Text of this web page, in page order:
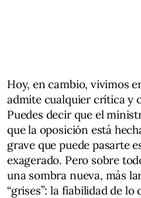
Hoy, en cambio, vivimos
admite cualquier crítica y
Puedes decir que el
que la oposición está
grave que puede pasarte
exagerado. Pero sobre
una sombra nueva, más
“grises”: la fiabilidad de lo